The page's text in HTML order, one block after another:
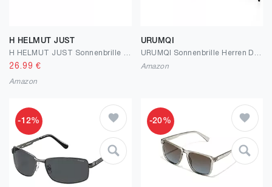
H HELMUT JUST
26.99 €
Amazon
URUMQI
Amazon
-12% -20%